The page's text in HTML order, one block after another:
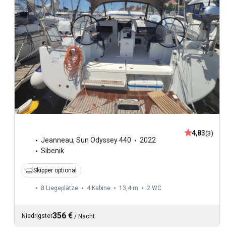
Jeanneau, Sun Odyssey 440
2022
Sibenik
4,83(3)
Skipper optional
8 Liegeplätze 4 Kabine 13,4 m 2 WC
Niedrigster356 € / Nacht